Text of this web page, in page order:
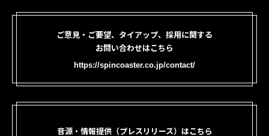
ご意見・ご要望、タイアップ、採用に関する
お問い合わせはこちら
https://spincoaster.co.jp/contact/
音源・情報提供（プレスリリース）はこちら